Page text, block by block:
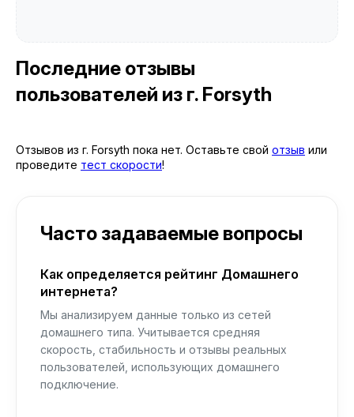
Последние отзывы
пользователей из г. Forsyth
Отзывов из г. Forsyth пока нет. Оставьте свой отзыв или
проведите тест скорости!
Часто задаваемые вопросы
Как определяется рейтинг Домашнего
интернета?
Мы анализируем данные только из сетей
домашнего типа. Учитывается средняя
скорость, стабильность и отзывы реальных
пользователей, использующих домашнего
подключение.